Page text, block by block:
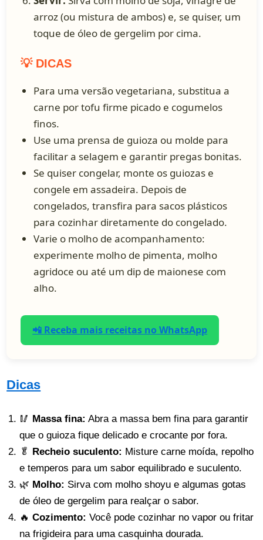
arroz (ou mistura de ambos) e, se quiser, um
toque de óleo de gergelim por cima.
💡 DICAS
Para uma versão vegetariana, substitua a
carne por tofu firme picado e cogumelos
finos.
Use uma prensa de guioza ou molde para
facilitar a selagem e garantir pregas bonitas.
Se quiser congelar, monte os guiozas e
congele em assadeira. Depois de
congelados, transfira para sacos plásticos
para cozinhar diretamente do congelado.
Varie o molho de acompanhamento:
experimente molho de pimenta, molho
agridoce ou até um dip de maionese com
alho.
📲 Receba mais receitas no WhatsApp
Dicas
🥢 Massa fina: Abra a massa bem fina para garantir
que o guioza fique delicado e crocante por fora.
🥬 Recheio suculento: Misture carne moída, repolho
e temperos para um sabor equilibrado e suculento.
🌿 Molho: Sirva com molho shoyu e algumas gotas
de óleo de gergelim para realçar o sabor.
🔥Cozimento: Você pode cozinhar no vapor ou fritar
na frigideira para uma casquinha dourada.